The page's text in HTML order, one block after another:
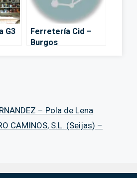
G3
Ferretería Cid –
Burgos
– Pola de Lena
CAMINOS, S.L. (Seijas) –